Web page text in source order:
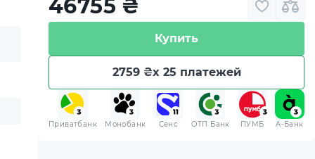
46755 ₴
Купить
2759 ₴x 25 платежей
Приватбанк Монобанк Сенс ОТП Банк ПУМБ A-Банк